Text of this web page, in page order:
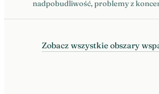
nadpobudliwość, problemy z
Zobacz wszystkie obszary